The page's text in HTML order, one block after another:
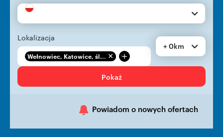
Lokalizacja
Wełnowiec, Katowice, śl... +
+ 0km
Pokaż
Powiadom o nowych ofertach